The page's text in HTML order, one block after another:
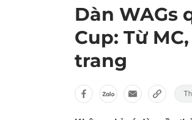
Dàn WAGs
Cup: Từ
trang